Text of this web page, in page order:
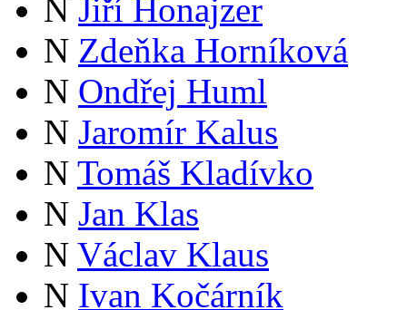
N Jiří Honajzer
N Zdeňka Horníková
N Ondřej Huml
N Jaromír Kalus
N Tomáš Kladívko
N Jan Klas
N Václav Klaus
N Ivan Kočárník